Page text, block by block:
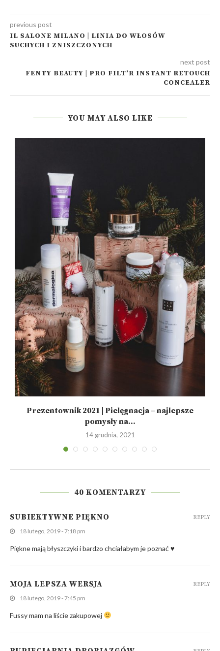
previous post
IL SALONE MILANO | LINIA DO WŁOSÓW
SUCHYCH I ZNISZCZONYCH
next post
FENTY BEAUTY | PRO FILT’R INSTANT RETOUCH
CONCEALER
YOU MAY ALSO LIKE
Prezentownik 2021 | Pielęgnacja – najlepsze
pomysły na...
14 grudnia, 2021
40 KOMENTARZY
SUBIEKTYWNE PIĘKNO
18 lutego, 2019 - 7:18 pm
Piękne mają błyszczyki i bardzo chciałabym je poznać ♥
REPLY
MOJA LEPSZA WERSJA
18 lutego, 2019 - 7:45 pm
Fussy mam na liście zakupowej
REPLY